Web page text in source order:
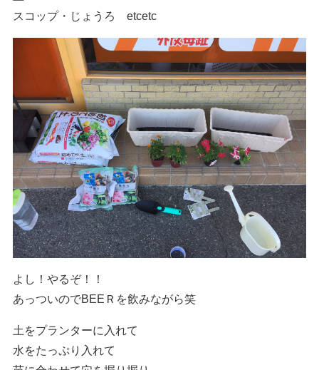
スコップ・じょうろ etcetc
よし！やるぞ！！
あっついのでBEEＲを飲みながら笑
土をプランターに入れて
水をたっぷり入れて